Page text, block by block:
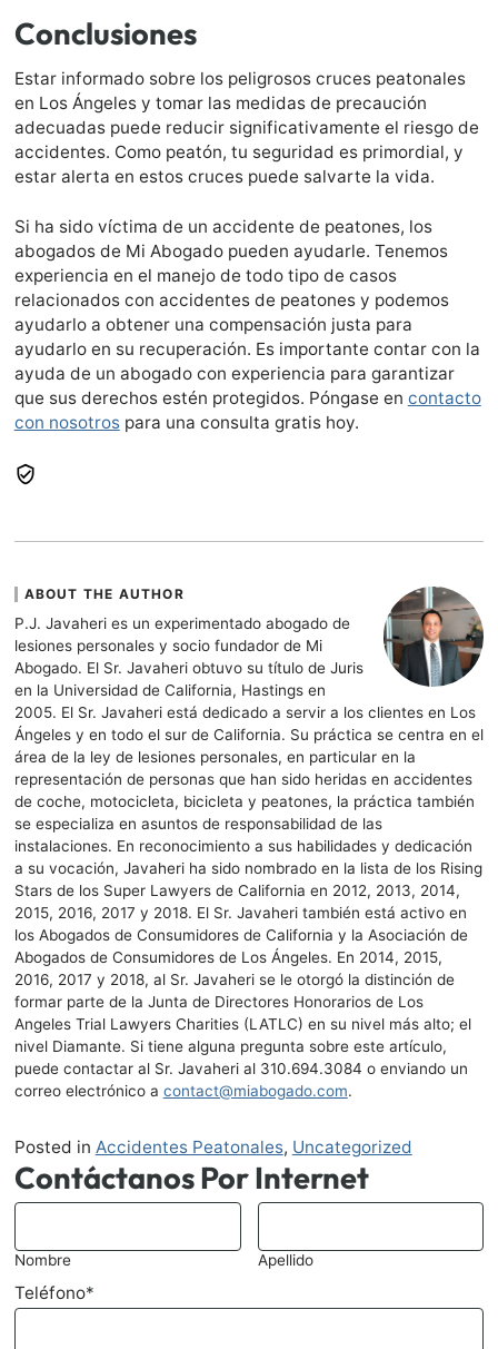
Conclusiones
Estar informado sobre los peligrosos cruces peatonales
en Los Ángeles y tomar las medidas de precaución
adecuadas puede reducir significativamente el riesgo de
accidentes. Como peatón, tu seguridad es primordial, y
estar alerta en estos cruces puede salvarte la vida.
Si ha sido víctima de un accidente de peatones, los
abogados de Mi Abogado pueden ayudarle. Tenemos
experiencia en el manejo de todo tipo de casos
relacionados con accidentes de peatones y podemos
ayudarlo a obtener una compensación justa para
ayudarlo en su recuperación. Es importante contar con la
ayuda de un abogado con experiencia para garantizar
que sus derechos estén protegidos. Póngase en contacto
con nosotrospara una consulta gratis hoy.
ABOUT THE AUTHOR
P.J. Javaheri es un experimentado abogado de
lesiones personales y socio fundador de Mi
Abogado. El Sr. Javaheri obtuvo su título de Juris
en la Universidad de California, Hastings en
2005. El Sr. Javaheri está dedicado a servir a los clientes en Los
Ángeles y en todo el sur de California. Su práctica se centra en el
área de la ley de lesiones personales, en particular en la
representación de personas que han sido heridas en accidentes
de coche, motocicleta, bicicleta y peatones, la práctica también
se especializa en asuntos de responsabilidad de las
instalaciones. En reconocimiento a sus habilidades y dedicación
a su vocación, Javaheri ha sido nombrado en la lista de los Rising
Stars de los Super Lawyers de California en 2012, 2013, 2014,
2015, 2016, 2017 y 2018. El Sr. Javaheri también está activo en
los Abogados de Consumidores de California y la Asociación de
Abogados de Consumidores de Los Ángeles. En 2014, 2015,
2016, 2017 y 2018, al Sr. Javaheri se le otorgó la distinción de
formar parte de la Junta de Directores Honorarios de Los
Angeles Trial Lawyers Charities (LATLC) en su nivel más alto; el
nivel Diamante. Si tiene alguna pregunta sobre este artículo,
puede contactar al Sr. Javaheri al 310.694.3084 o enviando un
correo electrónico a contact@miabogado.com.
Posted in Accidentes Peatonales, Uncategorized
Contáctanos Por Internet
*
Nombre Apellido
Teléfono*